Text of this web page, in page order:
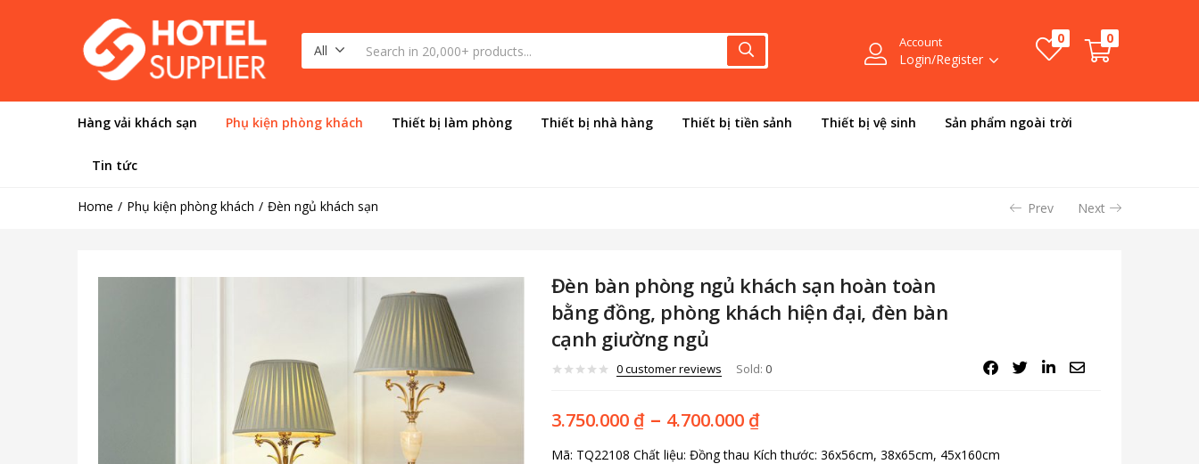
All
Account
Login/Register
0 0
Hàng vải khách sạn Phụ kiện phòng khách Thiết bị làm phòng Thiết bị nhà hàng Thiết bị tiền sảnh Thiết bị vệ sinh Sản phẩm ngoài trời
Tin tức
Home Phụ kiện phòng khách Đèn ngủ khách sạn Prev Next
Đèn bàn phòng ngủ khách sạn hoàn toàn
bằng đồng, phòng khách hiện đại, đèn bàn
cạnh giường ngủ
0customer reviews Sold: 0
3.750.000 ₫– 4.700.000 ₫
Mã: TQ22108 Chất liệu: Đồng thau Kích thước: 36x56cm, 38x65cm, 45x160cm